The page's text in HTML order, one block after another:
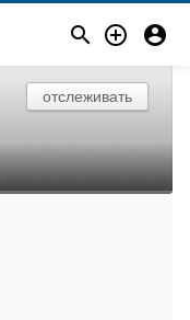
  
отслеживать